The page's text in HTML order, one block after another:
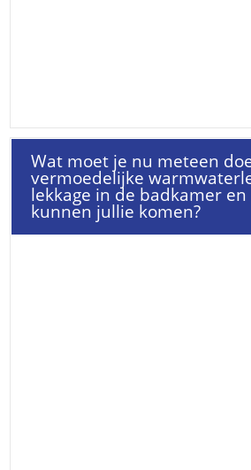
Wat moet je nu meteen
vermoedelijke
lekkage in de badkamer en
kunnen jullie komen?